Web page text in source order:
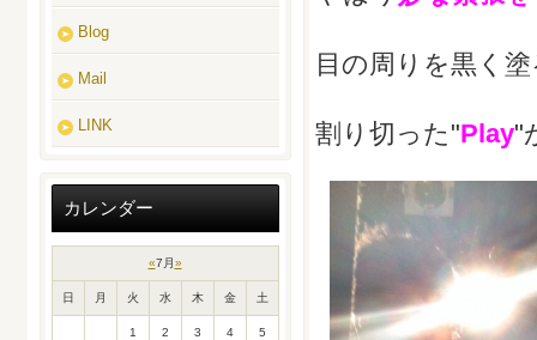
目の周りを黒く
割り切った"Play"
Blog
Mail
LINK
カレンダー
«7月»
日 月 火 水 木 金 土
1 2 3 4 5